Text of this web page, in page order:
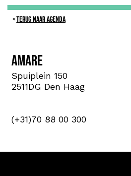
TERUG NAAR AGENDA
Amare
Spuiplein 150
2511DG Den Haag
(+31)70 88 00 300